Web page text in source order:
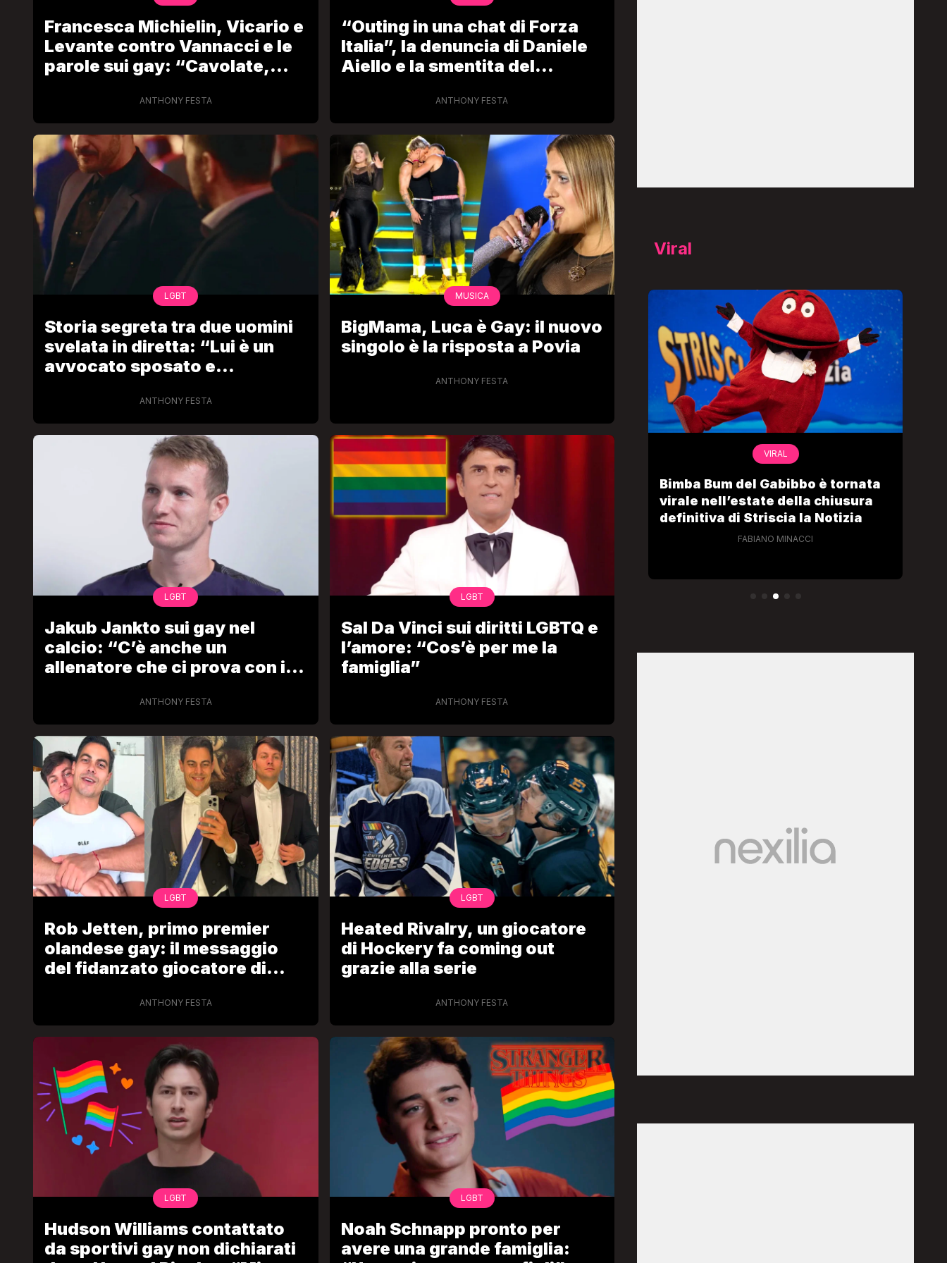
Francesca Michielin, Vicario e
Levante contro Vannacci e le
parole sui gay: “Cavolate,
ANTHONY FESTA
“Outing in una chat di Forza
Italia”, la denuncia di Daniele
Aiello e la smentita del
Conservatori Liberali
ANTHONY FESTA
LGBT
Storia segreta tra due uomini
svelata in diretta: “Lui è un
avvocato sposato e
ANTHONY FESTA
MUSICA
BigMama, Luca è Gay: il nuovo
singolo è la risposta a Povia
ANTHONY FESTA
LGBT
Jakub Jankto sui gay nel
calcio: “C’è anche un
allenatore che ci prova con i
ANTHONY FESTA
LGBT
Sal Da Vinci sui diritti LGBTQ e
l’amore: “Cos’è per me la
famiglia”
ANTHONY FESTA
LGBT
Rob Jetten, primo premier
olandese gay: il messaggio
del fidanzato giocatore di
ANTHONY FESTA
LGBT
Heated Rivalry, un giocatore
di Hockery fa coming out
grazie alla serie
ANTHONY FESTA
LGBT
Hudson Williams contattato
da sportivi gay non dichiarati
LGBT
Noah Schnapp pronto per
avere una grande famiglia:
Viral
Bambola Star, la festa di
compleanno con tutte le grandi
dive compie 15 anni: il video
completo
FABIANO MINACCI
VIRAL
Camilla Milanesi lascia tutto:
“Addio cike mie, siete state una
grande famiglia per me”
FABIANO MINACCI
VIRAL
Bimba Bum del Gabibbo è tornata
virale nell’estate della chiusura
definitiva di Striscia la Notizia
FABIANO MINACCI